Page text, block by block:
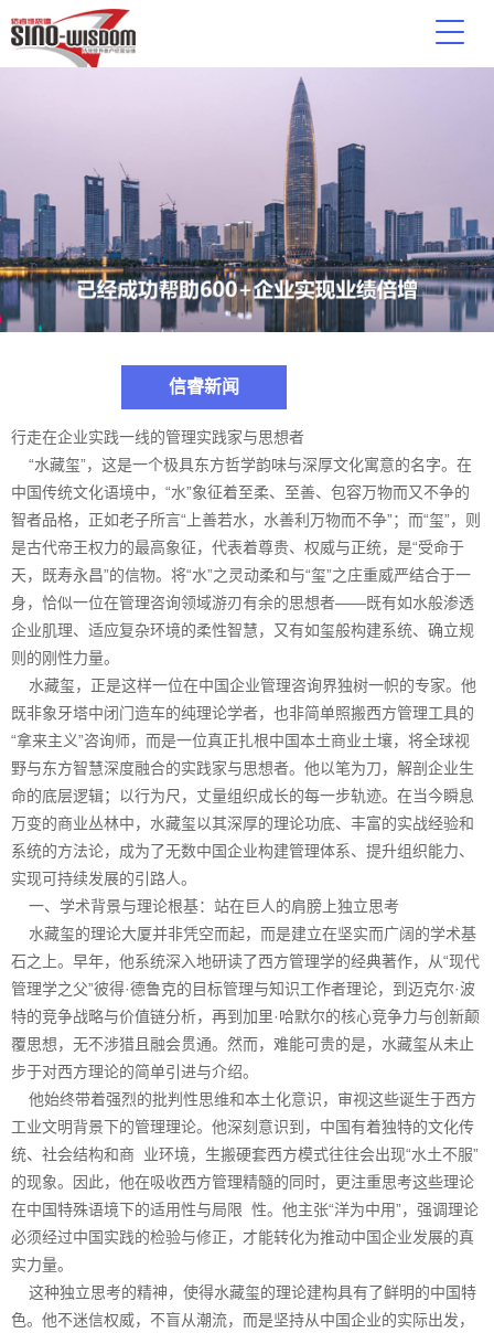
信睿新闻
行走在企业实践一线的管理实践家与思想者
“水藏玺”，这是一个极具东方哲学韵味与深厚文化寓意的名字。在
中国传统文化语境中，“水”象征着至柔、至善、包容万物而又不争的
智者品格，正如老子所言“上善若水，水善利万物而不争”；而“玺”，则
是古代帝王权力的最高象征，代表着尊贵、权威与正统，是“受命于
天，既寿永昌”的信物。将“水”之灵动柔和与“玺”之庄重威严结合于一
身，恰似一位在管理咨询领域游刃有余的思想者——既有如水般渗透
企业肌理、适应复杂环境的柔性智慧，又有如玺般构建系统、确立规
则的刚性力量。
水藏玺，正是这样一位在中国企业管理咨询界独树一帜的专家。他
既非象牙塔中闭门造车的纯理论学者，也非简单照搬西方管理工具的
“拿来主义”咨询师，而是一位真正扎根中国本土商业土壤，将全球视
野与东方智慧深度融合的实践家与思想者。他以笔为刀，解剖企业生
命的底层逻辑；以行为尺，丈量组织成长的每一步轨迹。在当今瞬息
万变的商业丛林中，水藏玺以其深厚的理论功底、丰富的实战经验和
系统的方法论，成为了无数中国企业构建管理体系、提升组织能力、
实现可持续发展的引路人。
一、学术背景与理论根基：站在巨人的肩膀上独立思考
水藏玺的理论大厦并非凭空而起，而是建立在坚实而广阔的学术基
石之上。早年，他系统深入地研读了西方管理学的经典著作，从“现代
管理学之父”彼得·德鲁克的目标管理与知识工作者理论，到迈克尔·波
特的竞争战略与价值链分析，再到加里·哈默尔的核心竞争力与创新颠
覆思想，无不涉猎且融会贯通。然而，难能可贵的是，水藏玺从未止
步于对西方理论的简单引进与介绍。
他始终带着强烈的批判性思维和本土化意识，审视这些诞生于西方
工业文明背景下的管理理论。他深刻意识到，中国有着独特的文化传
统、社会结构和商 业环境，生搬硬套西方模式往往会出现“水土不服”
的现象。因此，他在吸收西方管理精髓的同时，更注重思考这些理论
在中国特殊语境下的适用性与局限 性。他主张“洋为中用”，强调理论
必须经过中国实践的检验与修正，才能转化为推动中国企业发展的真
实力量。
这种独立思考的精神，使得水藏玺的理论建构具有了鲜明的中国特
色。他不迷信权威，不盲从潮流，而是坚持从中国企业的实际出发，